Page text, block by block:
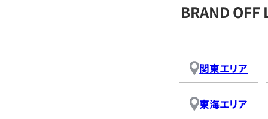
BRAND
関東エリア
東海エリア